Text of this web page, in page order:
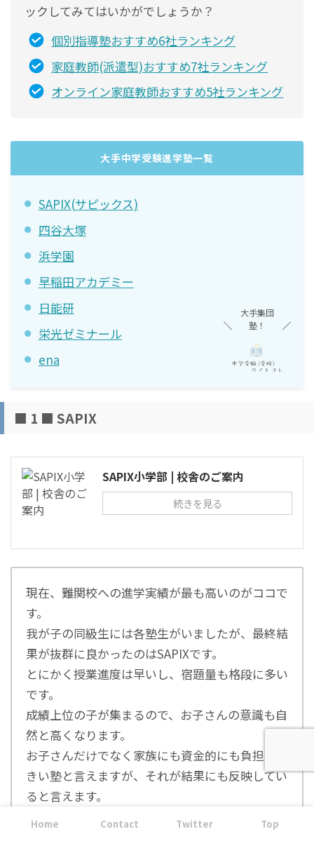
ックしてみてはいかがでしょうか？
個別指導塾おすすめ6社ランキング
家庭教師(派遣型)おすすめ7社ランキング
オンライン家庭教師おすすめ5社ランキング
大手中学受験進学塾一覧
SAPIX(サピックス)
四谷大塚
浜学園
早稲田アカデミー
日能研
栄光ゼミナール
ena
大手集団
塾！
■ 1 ■ SAPIX
SAPIX小学部 | 校舎のご案内
続きを見る
現在、難関校への進学実績が最も高いのがココで
す。
我が子の同級生には各塾生がいましたが、最終結
果が抜群に良かったのはSAPIXです。
とにかく授業進度は早いし、宿題量も格段に多い
です。
成績上位の子が集まるので、お子さんの意識も自
然と高くなります。
お子さんだけでなく家族にも資金的にも負担が大
きい塾と言えますが、それが結果にも反映してい
ると言えます。
Home Contact Twitter Top